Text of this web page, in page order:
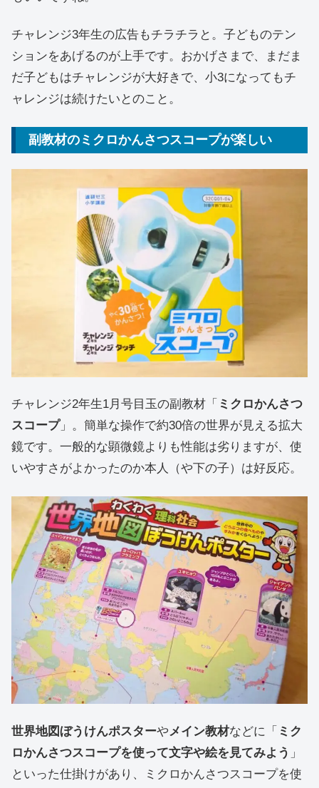
チャレンジ3年生の広告もチラチラと。子どものテン
ションをあげるのが上手です。おかげさまで、まだま
だ子どもはチャレンジが大好きで、小3になってもチ
ャレンジは続けたいとのこと。
副教材のミクロかんさつスコープが楽しい
チャレンジ2年生1月号目玉の副教材「 ミクロかんさつ
スコープ」。簡単な操作で約30倍の世界が見える拡大
鏡です。一般的な顕微鏡よりも性能は劣りますが、使
いやすさがよかったのか本人（や下の子）は好反応。
世界地図ぼうけんポスターやメイン教材などに「 ミク
ロかんさつスコープを使って文字や絵を見てみよう 」
といった仕掛けがあり、ミクロかんさつスコープを使